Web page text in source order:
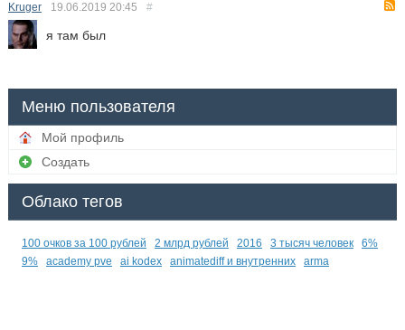
Kruger 19.06.2019 20:45 #
я там был
Меню пользователя
Мой профиль
Создать
Облако тегов
100 очков за 100 рублей 2 млрд рублей 2016 3 тысяч человек
6%
9%
academy pve ai kodex animatediff и внутренних arma